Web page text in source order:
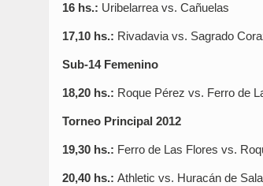
16 hs.: Uribelarrea vs. Cañuelas
17,10 hs.: Rivadavia vs. Sagrado
Sub-14 Femenino
18,20 hs.: Roque Pérez vs. Ferro de
Torneo Principal 2012
19,30 hs.: Ferro de Las Flores vs.
20,40 hs.: Athletic vs. Huracán de